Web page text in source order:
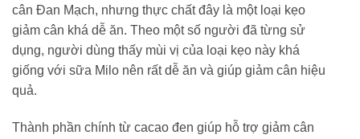
cân Đan Mạch, nhưng thực chất đây là một loại kẹo
giảm cân khá dễ ăn. Theo một số người đã từng sử
dụng, người dùng thấy mùi vị của loại kẹo này khá
giống với sữa Milo nên rất dễ ăn và giúp giảm cân hiệu
quả.
Thành phần chính từ cacao đen giúp hỗ trợ giảm cân